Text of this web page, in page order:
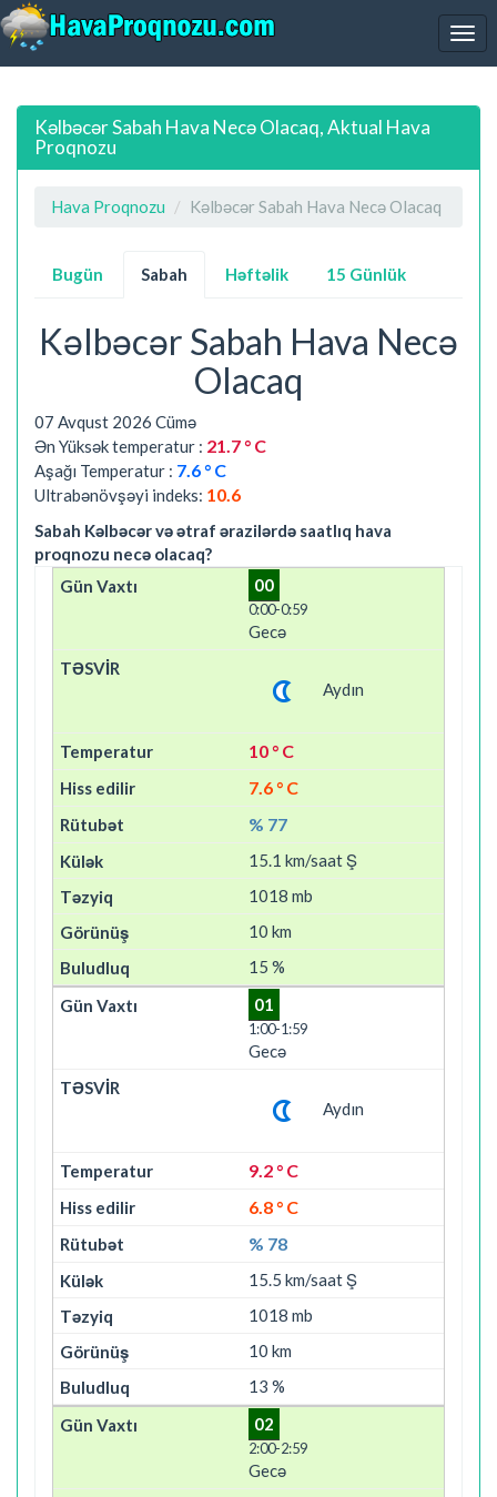
Kəlbəcər Sabah Hava Necə Olacaq, Aktual Hava
Proqnozu
Hava Proqnozu Kəlbəcər Sabah Hava Necə Olacaq
Bugün Sabah Həftəlik 15 Günlük
Kəlbəcər Sabah Hava Necə
Olacaq
07 Avqust 2026 Cümə
Ən Yüksək temperatur : 21.7 ° C
Aşağı Temperatur : 7.6 ° C
Ultrabənövşəyi indeks: 10.6
Sabah Kəlbəcər və ətraf ərazilərdə saatlıq hava
proqnozu necə olacaq?
00
0:00-0:59
Gecə
Aydın
10 ° C
7.6 ° C
% 77
15.1 km/saat Ş
1018 mb
10 km
15 %
01
1:00-1:59
Gecə
Aydın
9.2 ° C
6.8 ° C
% 78
15.5 km/saat Ş
1018 mb
10 km
13 %
02
2:00-2:59
Gecə